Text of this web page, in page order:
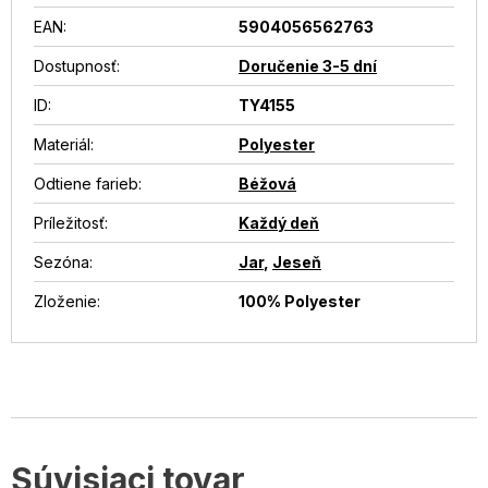
Súvisiaci tovar
EAN: 5904056562763
Dostupnosť: Doručenie 3-5 dní
ID: TY4155
Materiál: Polyester
Odtiene farieb: Béžová
Príležitosť: Každý deň
Sezóna: Jar, Jeseň
Zloženie: 100% Polyester